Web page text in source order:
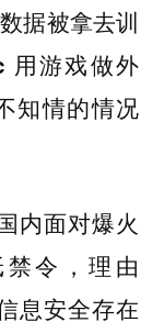
据被拿去训
用游戏做外
知情的情况
内面对爆火
禁令，理由
息安全存在